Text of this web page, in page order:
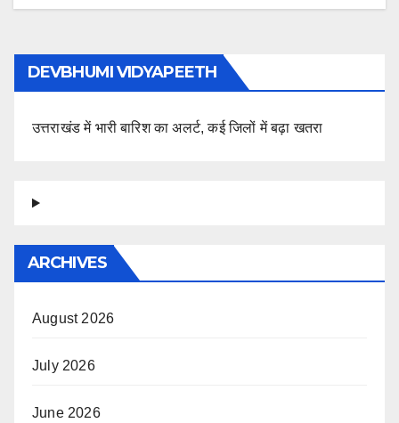
DEVBHUMI VIDYAPEETH
उत्तराखंड में भारी बारिश का अलर्ट, कई जिलों में बढ़ा खतरा
ARCHIVES
August 2026
July 2026
June 2026